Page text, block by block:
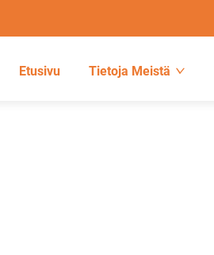
Etusivu Tietoja Meistä